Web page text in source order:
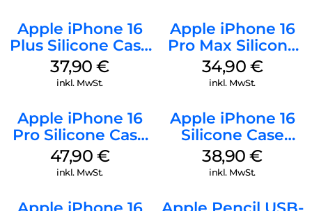
Apple iPhone 16
Plus Silicone Case
MagSafe Lake
Green
37,90€
inkl. MwSt.
Apple iPhone 16
Pro Max Silicone
Case MagSafe
Denim
34,90 €
inkl. MwSt.
Apple iPhone 16
Pro Silicone Case
MagSafe Denim
47,90 €
inkl. MwSt.
Apple iPhone 16
Silicone Case
MagSafe
Ultramarine
38,90€
inkl. MwSt.